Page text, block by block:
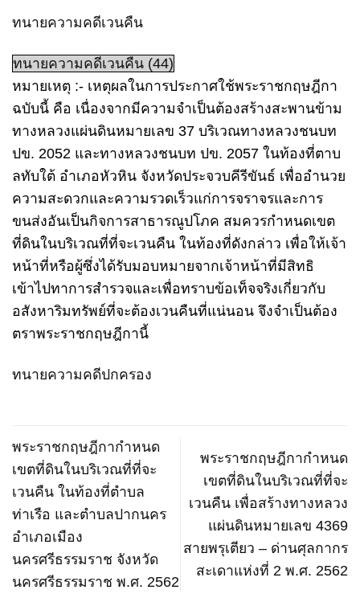
ทนายความคดีเวนคืน
ทนายความคดีเวนคืน (44)
หมายเหตุ :- เหตุผลในการประกาศใช้พระราชกฤษฎีกา
ฉบับนี้ คือ เนื่องจากมีความจำเป็นต้องสร้างสะพานข้าม
ทางหลวงแผ่นดินหมายเลข 37 บริเวณทางหลวงชนบท
ปข. 2052 และทางหลวงชนบท ปข. 2057 ในท้องที่ตาบ
ลทับใต้ อำเภอหัวหิน จังหวัดประจวบคีรีขันธ์ เพื่ออำนวย
ความสะดวกและความรวดเร็วแก่การจราจรและการ
ขนส่งอันเป็นกิจการสาธารณูปโภค สมควรกำหนดเขต
ที่ดินในบริเวณที่ที่จะเวนคืน ในท้องที่ดังกล่าว เพื่อให้เจ้า
หน้าที่หรือผู้ซึ่งได้รับมอบหมายจากเจ้าหน้าที่มีสิทธิ
เข้าไปทาการสำรวจและเพื่อทราบข้อเท็จจริงเกี่ยวกับ
อสังหาริมทรัพย์ที่จะต้องเวนคืนที่แน่นอน จึงจำเป็นต้อง
ตราพระราชกฤษฎีกานี้
ทนายความคดีปกครอง
พระราชกฤษฎีกากำหนด
เขตที่ดินในบริเวณที่ที่จะ
เวนคืน ในท้องที่ตำบล
ท่าเรือ และตำบลปากนคร
อำเภอเมือง
นครศรีธรรมราช จังหวัด
นครศรีธรรมราช พ.ศ. 2562
พระราชกฤษฎีกากำหนด
เขตที่ดินในบริเวณที่ที่จะ
เวนคืน เพื่อสร้างทางหลวง
แผ่นดินหมายเลข 4369
สายพรุเตียว – ด่านศุลกากร
สะเดาแห่งที่ 2 พ.ศ. 2562